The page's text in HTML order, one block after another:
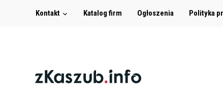
Kontakt Katalog firm Ogłoszenia Polityka